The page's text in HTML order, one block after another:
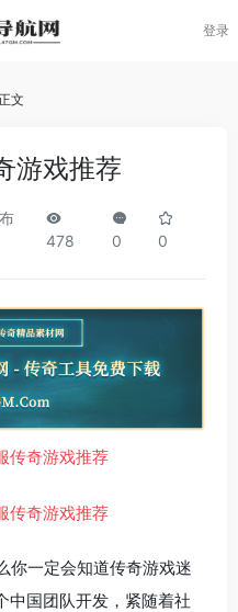
登录
文
游戏推荐
478 0 0
你一定会知道传奇游戏迷
中国团队开发，紧随着社